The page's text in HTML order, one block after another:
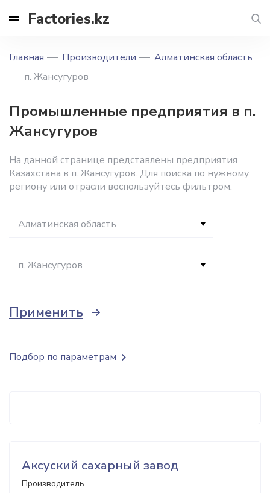
Factories.kz
Главная Производители
Алматинская область
п. Жансугуров
Промышленные предприятия в п.
Жансугуров
На данной странице представлены предприятия
Казахстана в п. Жансугуров. Для поиска по нужному
региону или отрасли воспользуйтесь фильтром.
Алматинская область
п. Жансугуров
Применить
Аксуский сахарный завод
Производитель
Подбор по параметрам